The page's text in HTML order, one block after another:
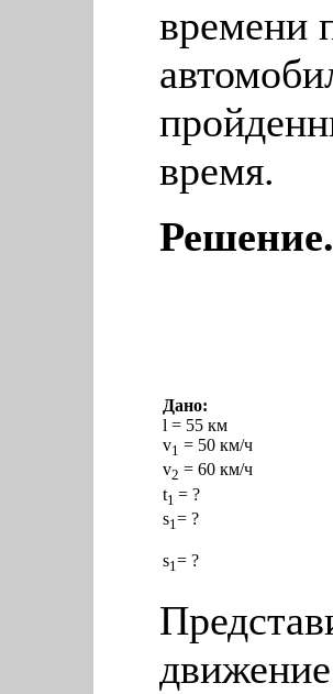
времени
время.
Решение.
Дано:
l = 55 км
v1 = 50 км/ч
v2 = 60 км/ч
t1 = ?
s1 = ?
s1= ?